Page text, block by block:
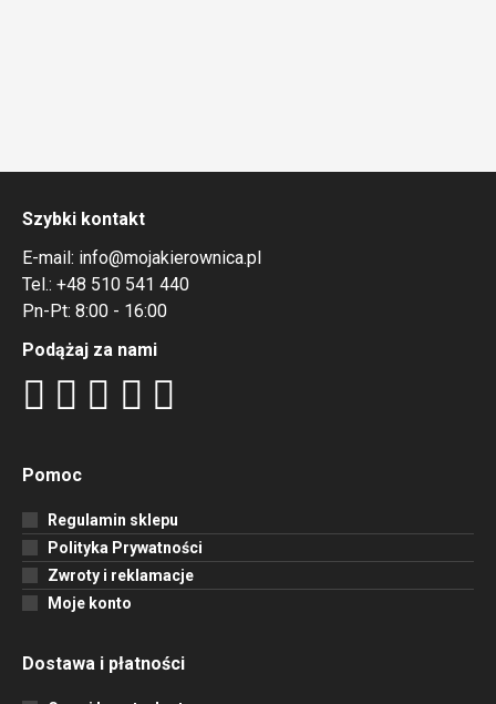
Szybki kontakt
E-mail: info@mojakierownica.pl
Tel.: +48 510 541 440
Pn-Pt: 8:00 - 16:00
Podążaj za nami
Pomoc
Regulamin sklepu
Polityka Prywatności
Zwroty i reklamacje
Moje konto
Dostawa i płatności